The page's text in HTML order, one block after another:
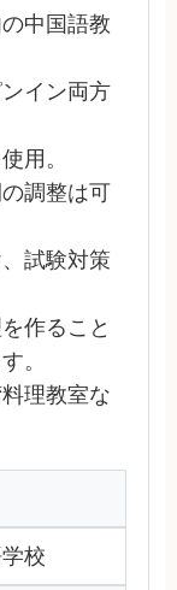
中国語教
イン両方
用。
調整は可
試験対策
作ること
。
理教室な
校